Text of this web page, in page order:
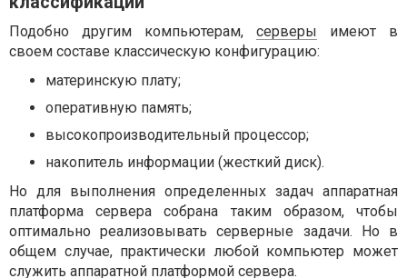
Подобно другим компьютерам, серверы имеют в
своем составе классическую конфигурацию:
материнскую плату;
оперативную память;
высокопроизводительный процессор;
накопитель информации (жесткий диск).
Но для выполнения определенных задач аппаратная
платформа сервера собрана таким образом, чтобы
оптимально реализовывать серверные задачи. Но в
общем случае, практически любой компьютер может
служить аппаратной платформой сервера.